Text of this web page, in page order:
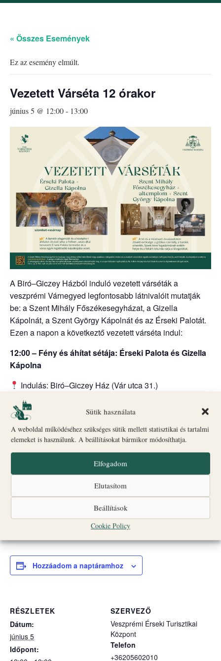
Sütik használata
A weboldal működéséhez szükséges sütik mellett statisztikai és tartalmi
elemeket is használunk. A beállításokat bármikor módosíthatja.
Elfogadom
Elutasítom
Beállítások
Cookie Policy
« Összes Események
Ez az esemény elmúlt.
Vezetett Várséta 12 órakor
június 5 @ 12:00- 13:00
A Biró–Giczey Házból induló vezetett várséták a
veszprémi Várnegyed legfontosabb látnivalóit mutatják
be: a Szent Mihály Főszékesegyházat, a Gizella
Kápolnát, a Szent György Kápolnát és az Érseki Palotát.
Ezen a napon a következtő vezetett várséta indul:
12:00 – Fény és áhítat sétája: Érseki Palota és Gizella
Kápolna
Indulás: Biró–Giczey Ház (Vár utca 31.)
Jegyvásárlás
Csoportlétszám: legfeljebb 25 fő
A programok egyes időpontokban liturgikus események
vagy egyéb rendezvények miatt változhatnak.
Nagyobb létszámú vagy idegen nyelvű csoportok
számára a részvétel előzetes bejelentkezéshez kötött;
jelentkezni az alábbi elérhetőségek egyikén lehet.
✉turizmus@veszpremiersekseg.hu
Hozzáadom a naptáramhoz
RÉSZLETEK
Dátum:
június 5
Időpont:
SZERVEZŐ
Veszprémi Érseki Turisztikai
Központ
Telefon
+36205602010